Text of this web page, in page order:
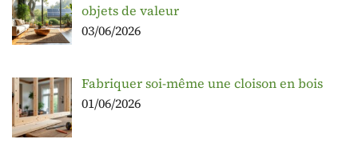
objets de valeur
03/06/2026
Fabriquer soi-même une cloison en bois
01/06/2026